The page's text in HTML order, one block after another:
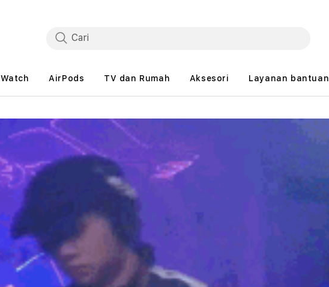
Watch AirPods TV dan Rumah Aksesori Layanan bantuan